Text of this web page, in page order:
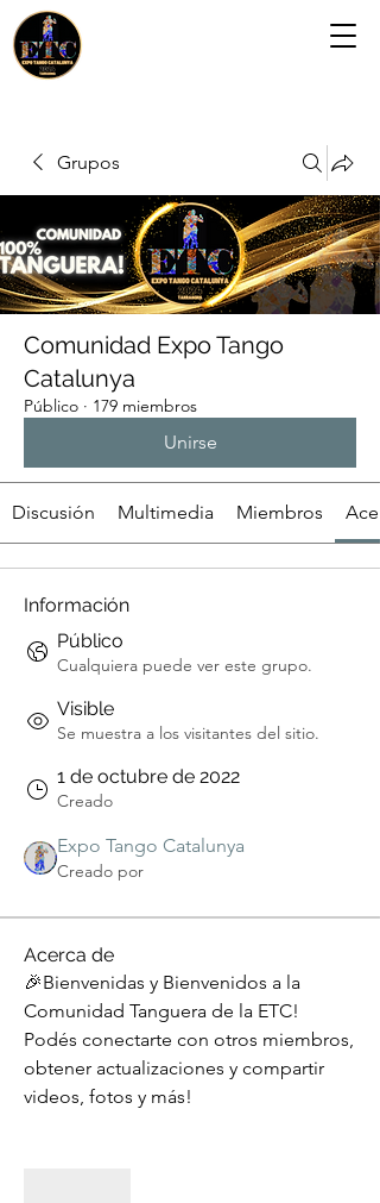
Grupos
Comunidad Expo Tango
Catalunya
Público · 179 miembros
Unirse
Discusión Multimedia Miembros
Información
Público
Cualquiera puede ver este grupo.
Visible
Se muestra a los visitantes del sitio.
1 de octubre de 2022
Creado
Expo Tango Catalunya
Creado por
Acerca de
🎉Bienvenidas y Bienvenidos a la
Comunidad Tanguera de la ETC!
Podés conectarte con otros miembros,
obtener actualizaciones y compartir
videos, fotos y más!